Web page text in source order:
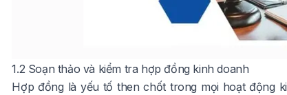
1.2 Soạn thảo và kiểm tra hợp đồng kinh doanh
Hợp đồng là yếu tố then chốt trong mọi hoạt động